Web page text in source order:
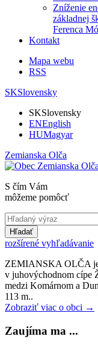
Zníženie
základnej
Ferenca
Kontakt
Mapa webu
RSS
SKSlovensky
SKSlovensky
ENEnglish
HUMagyar
Zemianska Olča
S čím Vám
môžeme pomôcť
Hľadať
rozšírené vyhľadávanie
ZEMIANSKA OLČA je
v juhovýchodnom cípe
medzi Komárnom a
113 m..
Zobraziť viac o obci →
Zaujíma ma ...